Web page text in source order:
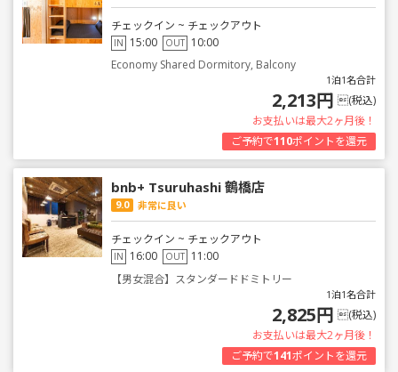
チェックイン ~ チェックアウト
IN 15:00 OUT 10:00
Economy Shared Dormitory, Balcony
1泊1名合計
2,213円 (税込)
お支払いは最大2ヶ月後！
ご予約で110ポイントを還元
bnb+ Tsuruhashi 鶴橋店
9.0 非常に良い
チェックイン ~ チェックアウト
IN 16:00 OUT 11:00
【男女混合】スタンダードドミトリー
1泊1名合計
2,825円 (税込)
お支払いは最大2ヶ月後！
ご予約で141ポイントを還元